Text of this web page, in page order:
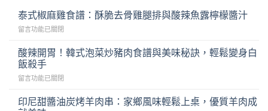
泰式椒麻雞食譜：酥脆去骨雞腿排與酸辣魚露檸檬醬汁
在
式
椒
麻
雞
譜：
留言功能已關閉
酸辣開胃！韓式泡菜炒豬肉食譜與美味秘訣，輕鬆變身白
飯殺手
在
辣
開
留言功能已關閉
印尼甜醬油炭烤羊肉串：家鄉風味輕鬆上桌，優質羊肉成